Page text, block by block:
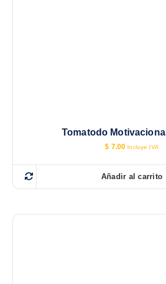
Tomatodo Motivacional
$ 7.00 Incluye IVA
Añadir al carrito